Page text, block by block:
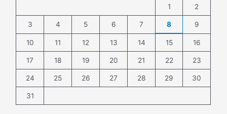
1 2
3 4 5 6 7 8 9
10 11 12 13 14 15 16
17 18 19 20 21 22 23
24 25 26 27 28 29 30
31